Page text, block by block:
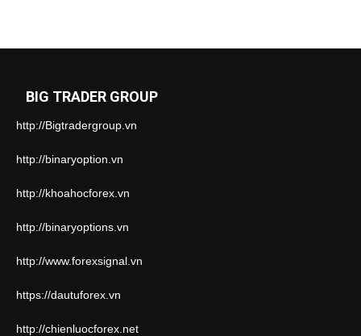
BIG TRADER GROUP
http://Bigtradergroup.vn
http://binaryoption.vn
http://khoahocforex.vn
http://binaryoptions.vn
http://www.forexsignal.vn
https://dautuforex.vn
http://chienluocforex.net